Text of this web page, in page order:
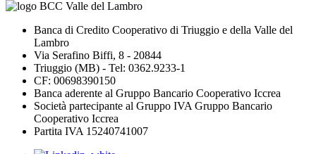
Banca di Credito Cooperativo di Triuggio e della Valle del
Lambro
Via Serafino Biffi, 8 - 20844
Triuggio (MB) - Tel: 0362.9233-1
CF: 00698390150
Banca aderente al Gruppo Bancario Cooperativo Iccrea
Società partecipante al Gruppo IVA Gruppo Bancario
Cooperativo Iccrea
Partita IVA 15240741007